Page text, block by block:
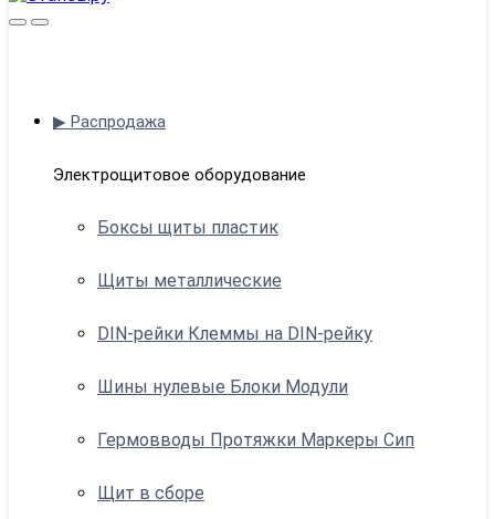
OpenClose
▶ Распродажа
Электрощитовое оборудование
Боксы щиты пластик
Щиты металлические
DIN-рейки Клеммы на DIN-рейку
Шины нулевые Блоки Модули
Гермовводы Протяжки Маркеры Сип
Щит в сборе